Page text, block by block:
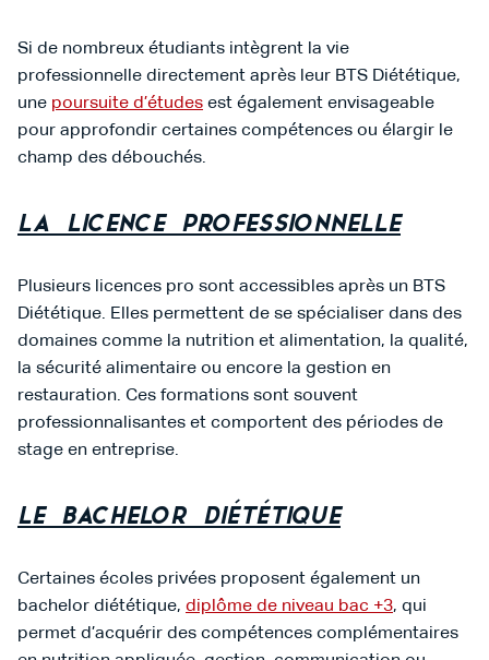
Si de nombreux étudiants intègrent la vie
professionnelle directement après leur BTS Diététique,
une poursuite d’études est également envisageable
pour approfondir certaines compétences ou élargir le
champ des débouchés.
La licence professionnelle
Plusieurs licences pro sont accessibles après un BTS
Diététique. Elles permettent de se spécialiser dans des
domaines comme la nutrition et alimentation, la qualité,
la sécurité alimentaire ou encore la gestion en
restauration. Ces formations sont souvent
professionnalisantes et comportent des périodes de
stage en entreprise.
Le bachelor diététique
Certaines écoles privées proposent également un
bachelor diététique, diplôme de niveau bac +3, qui
permet d’acquérir des compétences complémentaires